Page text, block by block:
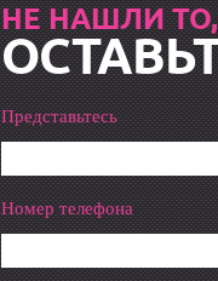
НЕ НАШЛИ
Представьтесь
Номер телефона